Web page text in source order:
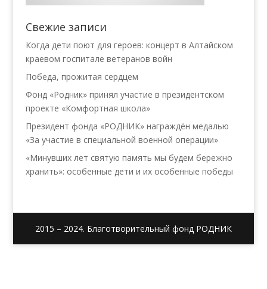
Свежие записи
Когда дети поют для героев: концерт в Алтайском
краевом госпитале ветеранов войн
Победа, прожитая сердцем
Фонд «Родник» принял участие в президентском
проекте «Комфортная школа»
Президент фонда «РОДНИК» награждён медалью
«За участие в специальной военной операции»
«Минувших лет святую память мы будем бережно
хранить»: особенные дети и их особенные победы
2015 – 2024. Благотворительный фонд РОДНИК